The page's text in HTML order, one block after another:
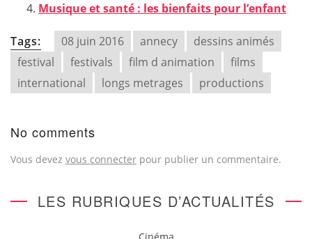
Musique et santé : les bienfaits pour l’enfant
Tags: 08 juin 2016 annecy
dessins animés
festival
festivals film d animation
films
international
longs metrages productions
No comments
Vous devez vous connecter pour publier un commentaire.
LES RUBRIQUES D’ACTUALITÉS